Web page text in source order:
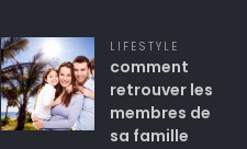
LIFESTYLE
comment
retrouver les
membres de
sa famille